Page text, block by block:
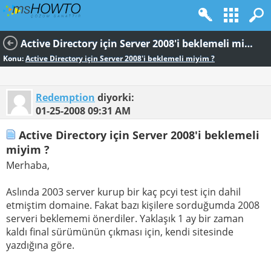
Active Directory için Server 2008'i beklemeli miyim ?
Konu:Active Directory için Server 2008'i beklemeli miyim ?
Redemption diyorki:
01-25-200809:31 AM
Active Directory için Server 2008'i beklemeli
miyim ?
Merhaba,
Aslında 2003 server kurup bir kaç pcyi test için dahil
etmiştim domaine. Fakat bazı kişilere sorduğumda 2008
serveri beklememi önerdiler. Yaklaşık 1 ay bir zaman
kaldı final sürümünün çıkması için, kendi sitesinde
yazdığına göre.